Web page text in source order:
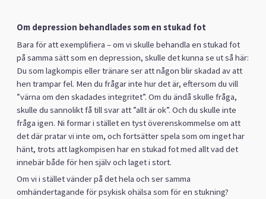
Om depression behandlades som en stukad fot
Bara för att exemplifiera – om vi skulle behandla en stukad fot
på samma sätt som en depression, skulle det kunna se ut så här:
Du som lagkompis eller tränare ser att någon blir skadad av att
hen trampar fel. Men du frågar inte hur det är, eftersom du vill
”värna om den skadades integritet”. Om du ändå skulle fråga,
skulle du sannolikt få till svar att ”allt är ok”. Och du skulle inte
fråga igen. Ni formar i stället en tyst överenskommelse om att
det där pratar vi inte om, och fortsätter spela som om inget har
hänt, trots att lagkompisen har en stukad fot med allt vad det
innebär både för hen själv och laget i stort.
Om vi i stället vänder på det hela och ser samma
omhändertagande för psykisk ohälsa som för en stukning?